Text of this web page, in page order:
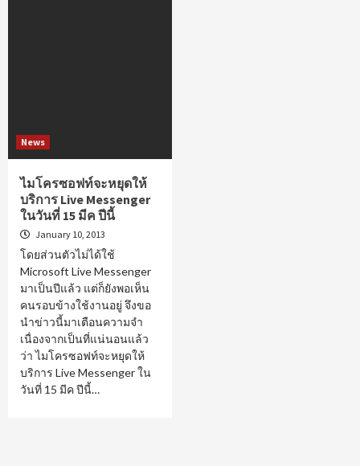
News
ไมโครซอฟท์จะหยุดให้
บริการ Live Messenger
ในวันที่ 15 มีค ปีนี้
January 10, 2013
โดยส่วนตัวไม่ได้ใช้
Microsoft Live Messenger
มาเป็นปีแล้ว แต่ก็ยังพอเห็น
คนรอบข้างใช้งานอยู่ จึงขอ
นำข่าวนี้มาเตือนความจำ
เนื่องจากเป็นที่แน่นอนแล้ว
ว่า ไมโครซอฟท์จะหยุดให้
บริการ Live Messenger ใน
วันที่ 15 มีค ปีนี้…